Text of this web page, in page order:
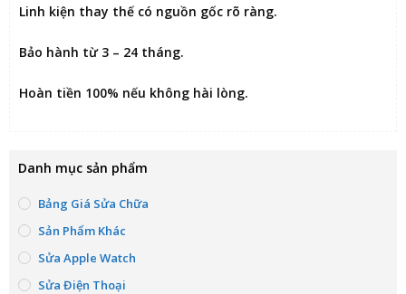
Linh kiện thay thế có nguồn gốc rõ ràng.
Bảo hành từ 3 – 24 tháng.
Hoàn tiền 100% nếu không hài lòng.
Danh mục sản phẩm
Bảng Giá Sửa Chữa
Sản Phẩm Khác
Sửa Apple Watch
Sửa Điện Thoại